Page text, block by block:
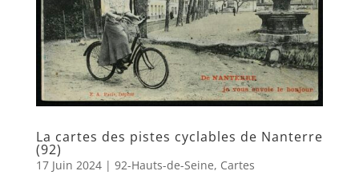
La cartes des pistes cyclables de Nanterre
(92)
17 Juin 2024| 92-Hauts-de-Seine, Cartes